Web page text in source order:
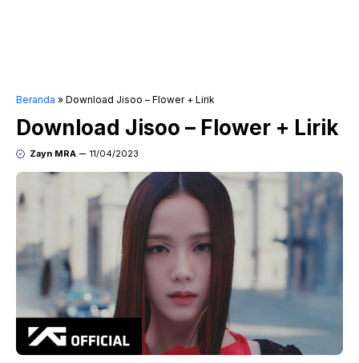
Beranda » Download Jisoo – Flower + Lirik
Download Jisoo – Flower + Lirik
Zayn MRA 11/04/2023